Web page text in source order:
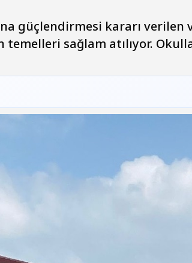
güçlendirmesi kararı verilen
sağlam atılıyor.